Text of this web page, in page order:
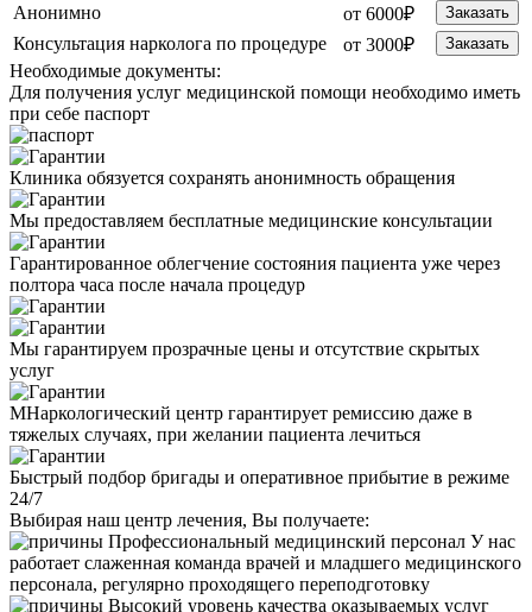
Анонимно от 6000₽ Заказать
Консультация нарколога по процедуре от 3000₽ Заказать
Необходимые документы:
Для получения услуг медицинской помощи необходимо иметь
при себе паспорт
Клиника обязуется сохранять анонимность обращения
Мы предоставляем бесплатные медицинские консультации
Гарантированное облегчение состояния пациента уже через
полтора часа после начала процедур
Мы гарантируем прозрачные цены и отсутствие скрытых
услуг
МНаркологический центр гарантирует ремиссию даже в
тяжелых случаях, при желании пациента лечиться
Быстрый подбор бригады и оперативное прибытие в режиме
24/7
Выбирая наш центр лечения, Вы получаете:
Профессиональный медицинский персонал У нас
работает слаженная команда врачей и младшего медицинского
персонала, регулярно проходящего переподготовку
Высокий уровень качества оказываемых услуг